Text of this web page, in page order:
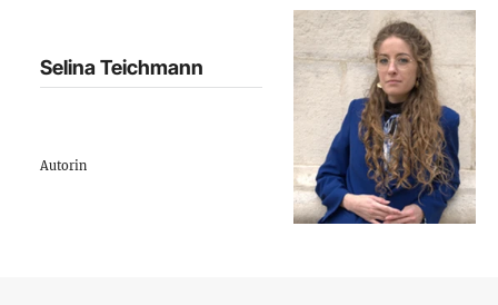
Selina Teichmann
Autorin